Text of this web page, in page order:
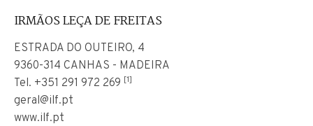
IRMÃOS LEÇA DE FREITAS
ESTRADA DO OUTEIRO, 4
9360-314 CANHAS - MADEIRA
Tel. +351 291 972 269 [1]
geral@ilf.pt
www.ilf.pt